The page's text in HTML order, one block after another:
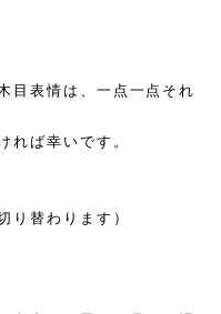
目表情は、一点一点それ
れば幸いです。
り替わります）